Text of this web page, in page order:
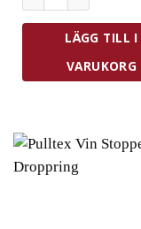
LÄGG TILL I
VARUKORG